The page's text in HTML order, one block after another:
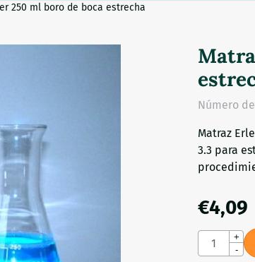
250 ml boro de boca estrecha
Número
Matraz
3.3 para
€4,09
Cantidad
+
-